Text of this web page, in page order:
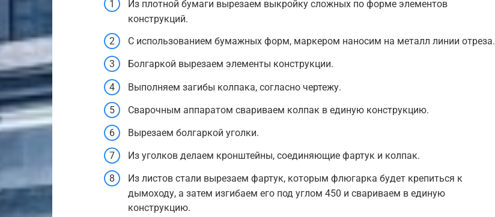
Из плотной бумаги вырезаем выкройку сложных по форме элементов
конструкций.
С использованием бумажных форм, маркером наносим на металл линии отреза.
Болгаркой вырезаем элементы конструкции.
Выполняем загибы колпака, согласно чертежу.
Сварочным аппаратом свариваем колпак в единую конструкцию.
Вырезаем болгаркой уголки.
Из уголков делаем кронштейны, соединяющие фартук и колпак.
Из листов стали вырезаем фартук, которым флюгарка будет крепиться к
дымоходу, а затем изгибаем его под углом 450 и свариваем в единую
конструкцию.